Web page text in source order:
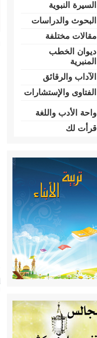
السيرة النبوية
البحوث والدراسات
مقالات مختلفة
ديوان الخطب
المنبرية
الآداب والرقائق
الفتاوى والإستشارات
واحة الأدب واللغة
قرأت لك